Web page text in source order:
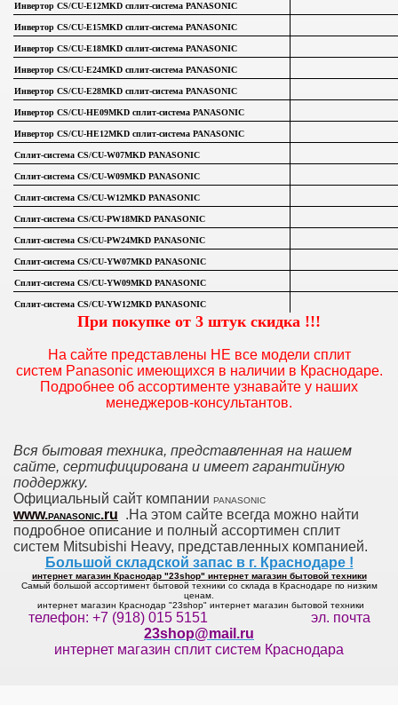
Инвертор CS/CU-E12MKD сплит-система PANASONIC
Инвертор CS/CU-E15MKD сплит-система PANASONIC
Инвертор CS/CU-E18MKD сплит-система PANASONIC
Инвертор CS/CU-E24MKD сплит-система PANASONIC
Инвертор CS/CU-E28MKD сплит-система PANASONIC
Инвертор CS/CU-HE09MKD сплит-система PANASONIC
Инвертор CS/CU-HE12MKD сплит-система PANASONIC
Сплит-система CS/CU-W07MKD PANASONIC
Сплит-система CS/CU-W09MKD PANASONIC
Сплит-система CS/CU-W12MKD PANASONIC
Сплит-система CS/CU-PW18MKD PANASONIC
Сплит-система CS/CU-PW24MKD PANASONIC
Сплит-система CS/CU-YW07MKD PANASONIC
Сплит-система CS/CU-YW09MKD PANASONIC
Сплит-система CS/CU-YW12MKD PANASONIC
При покупке от 3 штук скидка !!!
На сайте представлены НЕ все модели сплит
систем Panasonic имеющихся в наличии в Краснодаре.
Подробнее об ассортименте узнавайте у наших
менеджеров-консультантов.
Вся бытовая техника, представленная на нашем
сайте, сертифицирована и имеет гарантийную
поддержку.
Официальный сайт компании PANASONIC
www.PANASONIC.ru .На этом сайте всегда можно найти
подробное описание и полный ассортимен сплит
систем Mitsubishi Heavy, представленных компанией.
Большой складской запас в г. Краснодаре !
интернет магазин Краснодар "23shop" интернет магазин бытовой техники
Самый большой ассортимент бытовой техники со склада в Краснодаре по низким
ценам.
интернет магазин Краснодар "23shop" интернет магазин бытовой техники
телефон: +7 (918) 015 5151 эл. почта
23shop@mail.ru
интернет магазин сплит систем Краснодара